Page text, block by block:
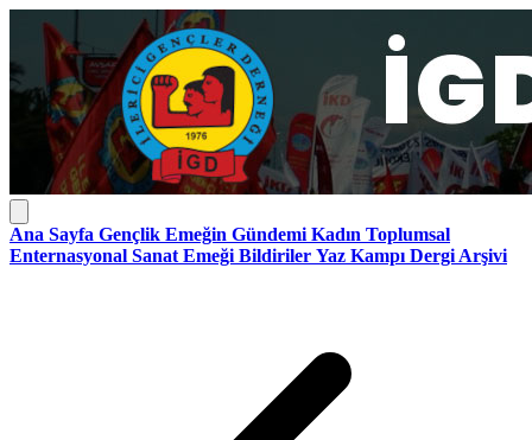
Ana Sayfa Gençlik Emeğin Gündemi Kadın Toplumsal
Enternasyonal Sanat Emeği Bildiriler Yaz Kampı Dergi Arşivi